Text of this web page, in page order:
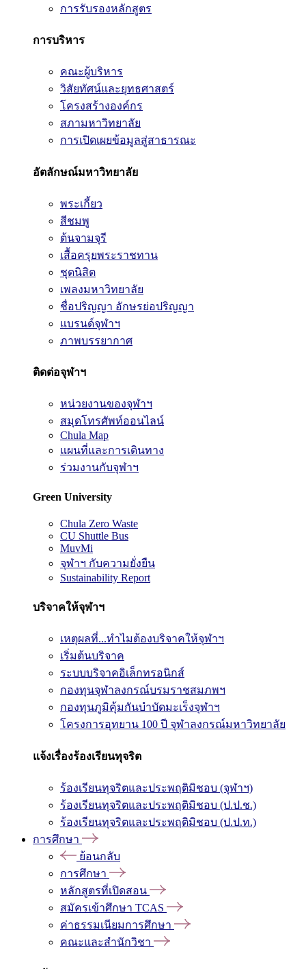
การรับรองหลักสูตร
การบริหาร
คณะผู้บริหาร
วิสัยทัศน์และยุทธศาสตร์
โครงสร้างองค์กร
สภามหาวิทยาลัย
การเปิดเผยข้อมูลสู่สาธารณะ
อัตลักษณ์มหาวิทยาลัย
พระเกี้ยว
สีชมพู
ต้นจามจุรี
เสื้อครุยพระราชทาน
ชุดนิสิต
เพลงมหาวิทยาลัย
ชื่อปริญญา อักษรย่อปริญญา
แบรนด์จุฬาฯ
ภาพบรรยากาศ
ติดต่อจุฬาฯ
หน่วยงานของจุฬาฯ
สมุดโทรศัพท์ออนไลน์
Chula Map
แผนที่และการเดินทาง
ร่วมงานกับจุฬาฯ
Green University
Chula Zero Waste
CU Shuttle Bus
MuvMi
จุฬาฯ กับความยั่งยืน
Sustainability Report
บริจาคให้จุฬาฯ
เหตุผลที่...ทำไมต้องบริจาคให้จุฬาฯ
เริ่มต้นบริจาค
ระบบบริจาคอิเล็กทรอนิกส์
กองทุนจุฬาลงกรณ์บรมราชสมภพฯ
กองทุนภูมิคุ้มกันบำบัดมะเร็งจุฬาฯ
โครงการอุทยาน 100 ปี จุฬาลงกรณ์มหาวิทยาลัย
แจ้งเรื่องร้องเรียนทุจริต
ร้องเรียนทุจริตและประพฤติมิชอบ (จุฬาฯ)
ร้องเรียนทุจริตและประพฤติมิชอบ (ป.ป.ช.)
ร้องเรียนทุจริตและประพฤติมิชอบ (ป.ป.ท.)
การศึกษา
ย้อนกลับ
การศึกษา
หลักสูตรที่เปิดสอน
สมัครเข้าศึกษา TCAS
ค่าธรรมเนียมการศึกษา
คณะและสำนักวิชา